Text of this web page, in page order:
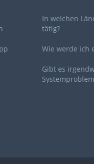
In welchen
tätig?
Wie werde ich
Gibt es